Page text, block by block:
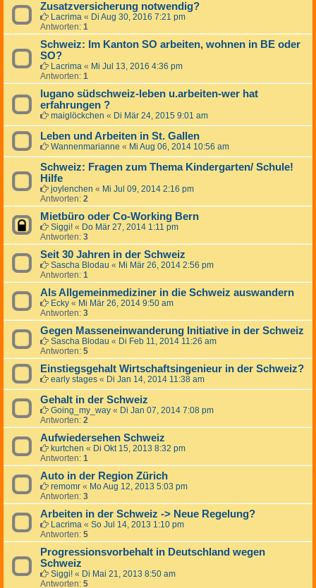
Zusatzversicherung notwendig?
Lacrima « Di Aug 30, 2016 7:21 pm
Antworten: 1
Schweiz: Im Kanton SO arbeiten, wohnen in BE oder
SO?
Lacrima « Mi Jul 13, 2016 4:36 pm
Antworten: 1
lugano südschweiz-leben u.arbeiten-wer hat
erfahrungen ?
maiglöckchen « Di Mär 24, 2015 9:01 am
Leben und Arbeiten in St. Gallen
Wannenmarianne « Mi Aug 06, 2014 10:56 am
Schweiz: Fragen zum Thema Kindergarten/ Schule!
Hilfe
joylenchen « Mi Jul 09, 2014 2:16 pm
Antworten: 2
Mietbüro oder Co-Working Bern
Siggi! « Do Mär 27, 2014 1:11 pm
Antworten: 3
Seit 30 Jahren in der Schweiz
Sascha Blodau « Mi Mär 26, 2014 2:56 pm
Antworten: 1
Als Allgemeinmediziner in die Schweiz auswandern
Ecky « Mi Mär 26, 2014 9:50 am
Antworten: 3
Gegen Masseneinwanderung Initiative in der Schweiz
Sascha Blodau « Di Feb 11, 2014 11:26 am
Antworten: 5
Einstiegsgehalt Wirtschaftsingenieur in der Schweiz?
early stages « Di Jan 14, 2014 11:38 am
Gehalt in der Schweiz
Going_my_way « Di Jan 07, 2014 7:08 pm
Antworten: 2
Aufwiedersehen Schweiz
kurtchen « Di Okt 15, 2013 8:32 pm
Antworten: 1
Auto in der Region Zürich
remomr « Mo Aug 12, 2013 5:03 pm
Antworten: 3
Arbeiten in der Schweiz -> Neue Regelung?
Lacrima « So Jul 14, 2013 1:10 pm
Antworten: 5
Progressionsvorbehalt in Deutschland wegen
Schweiz
Siggi! « Di Mai 21, 2013 8:50 am
Antworten: 5